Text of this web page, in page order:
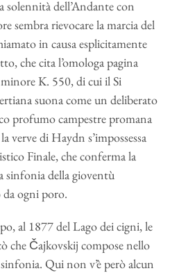
solennità dell’Andante con
sembra rievocare la marcia del
in causa esplicitamente
che cita l’omologa pagina
K. 550, di cui il Si
suona come un deliberato
profumo campestre promana
verve di Haydn s’impossessa
Finale, che conferma la
sinfonia della gioventù
da ogni poro.
al 1877 del Lago dei cigni, le
che Čajkovskij compose nello
Qui non v’è però alcun